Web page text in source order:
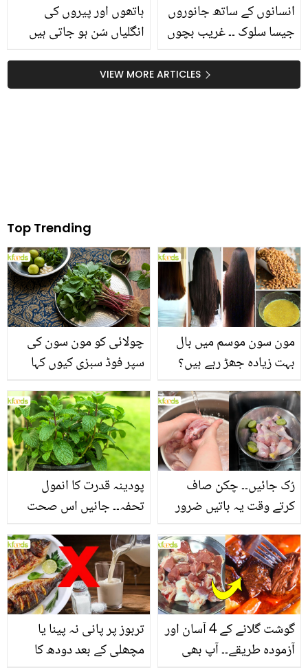
ہاتھوں اور پیروں کی
انگلیاں سُن ہو جاتی ہیں
ہے؟ جانیں ہائی بلڈ پریشر
کی 6 علامات جنہیں جان
انسانوں کے ساتھ جانوروں
جیسا سلوک ۔۔ غریب بچوں
یہ شخص کون ہے؟ ویڈیو
سوشل میڈیا پر وائرل
VIEW MORE ARTICLES
Top Trending
چولائی کو مون سون کی
سپر فوڈ سبزی کیوں کہا
منرلز اور اینٹی آکسیڈنٹس
سے بھرپور اس سبزی کے
فائدے
مون سون موسم میں بال
بہت زیادہ جھڑ رہے ہیں؟
بنانے کے چند قدرتی طریقے
پودینہ قدرت کا انمول
تحفہ۔۔ جانیں اس صحت
انگیز طبی فوائد
رُک جائیں۔۔ چکن صاف
کرتے وقت یہ باتیں ضرور
تربوز پر پانی نہ پینا یا
مچھلی کے بعد دودھ کا
گوشت گلانے کے 4 آسان اور
آزمودہ طریقے۔۔ آپ بھی